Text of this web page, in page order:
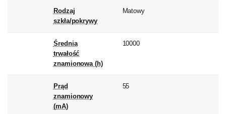
Rodzaj
szkła/pokrywy
Matowy
Średnia
trwałość
znamionowa (h)
10000
Prąd
znamionowy
(mA)
55